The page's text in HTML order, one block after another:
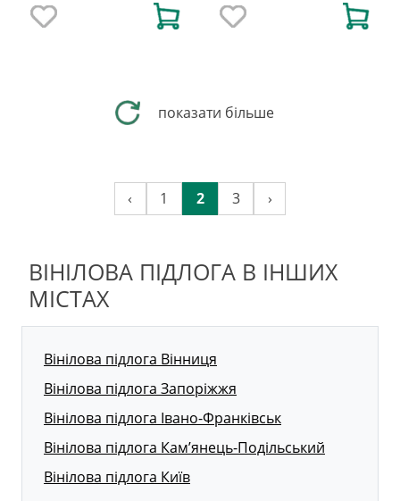
показати більше
‹ 1 2 3 ›
ВІНІЛОВА ПІДЛОГА В ІНШИХ
МІСТАХ
Вінілова підлога Вінниця
Вінілова підлога Запоріжжя
Вінілова підлога Івано-Франківськ
Вінілова підлога Кам’янець-Подільський
Вінілова підлога Київ